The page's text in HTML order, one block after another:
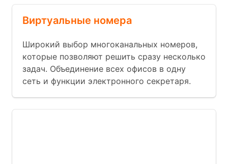
Виртуальные номера
Широкий выбор многоканальных номеров,
которые позволяют решить сразу несколько
задач. Объединение всех офисов в одну
сеть и функции электронного секретаря.